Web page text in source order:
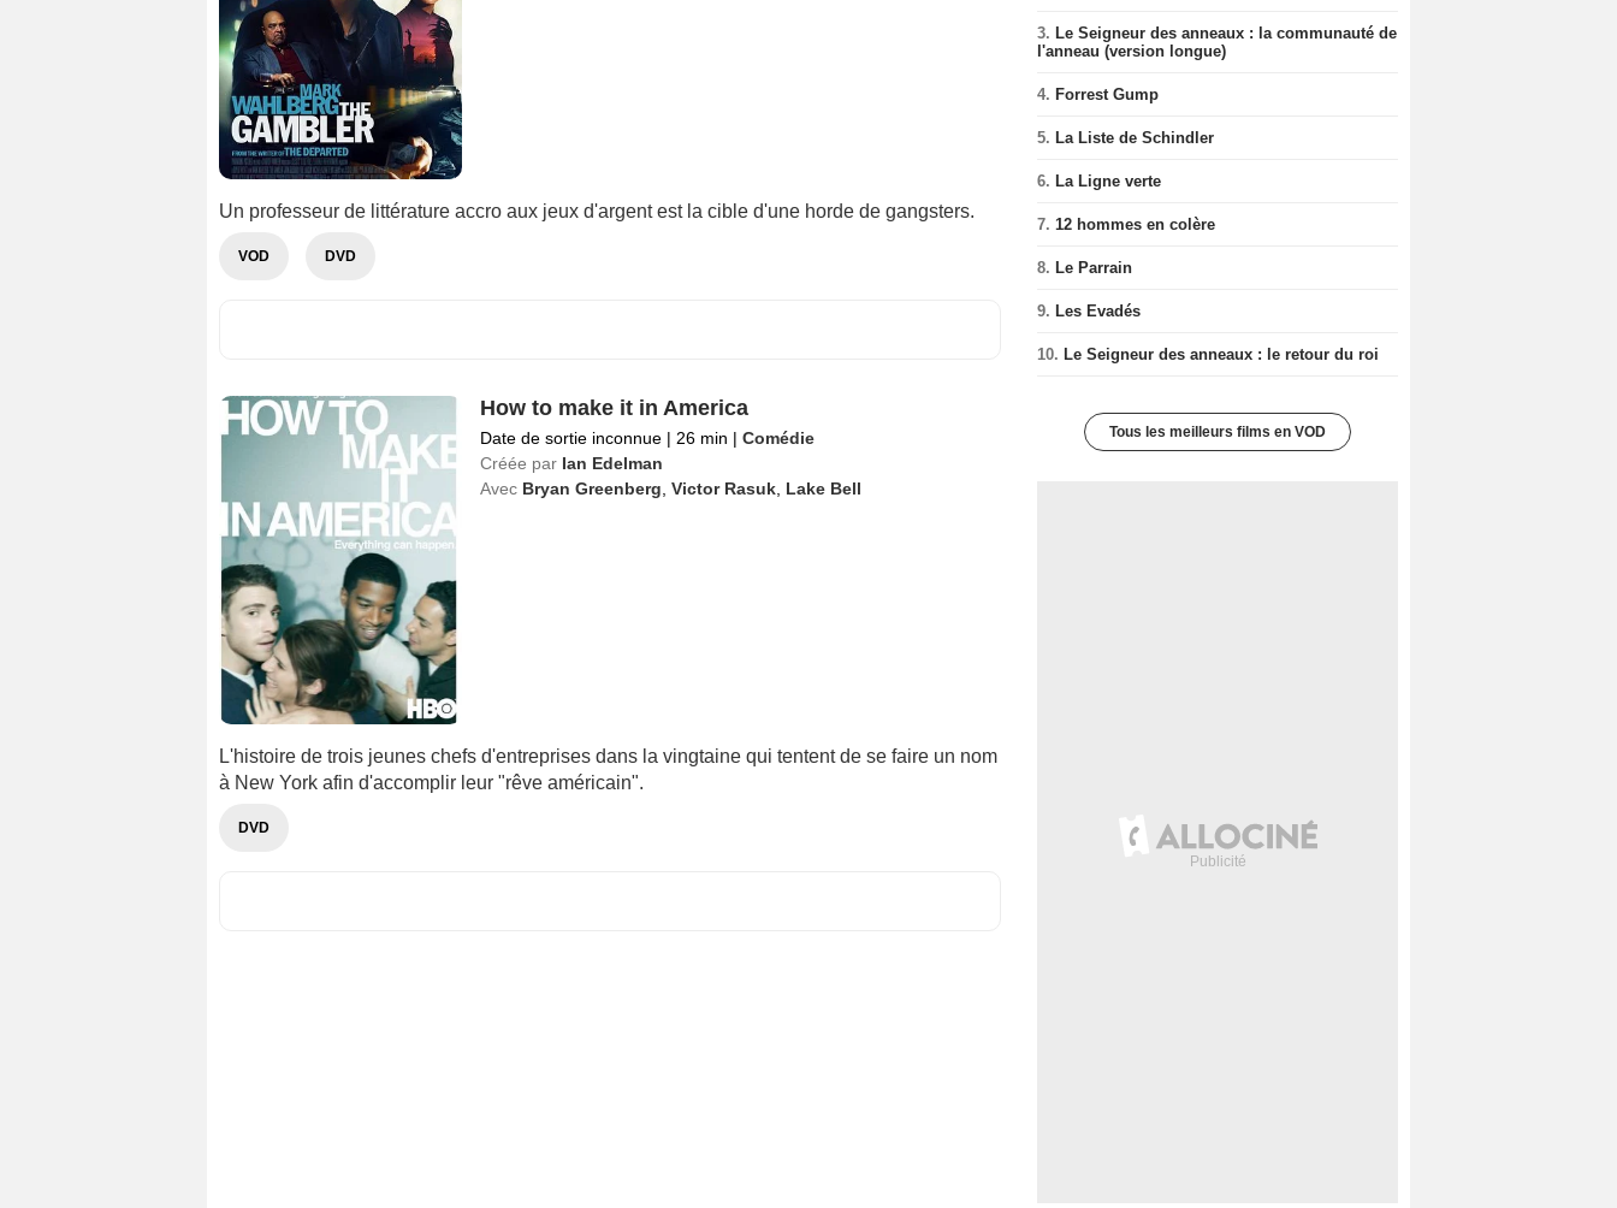
Un professeur de littérature accro aux jeux d'argent est la cible d'une horde de gangsters.
VOD DVD
How to make it in America
Date de sortie inconnue | 26 min | Comédie
Créée par Ian Edelman
Avec Bryan Greenberg Victor Rasuk, Lake Bell
L'histoire de trois jeunes chefs d'entreprises dans la vingtaine qui tentent de se faire un nom
à New York afin d'accomplir leur "rêve américain".
DVD
3. Le Seigneur des anneaux : la communauté de
l'anneau (version longue)
4. Forrest Gump
5. La Liste de Schindler
6. La Ligne verte
7. 12 hommes en colère
8. Le Parrain
9. Les Evadés
10. Le Seigneur des anneaux : le retour du roi
Tous les meilleurs films en VOD